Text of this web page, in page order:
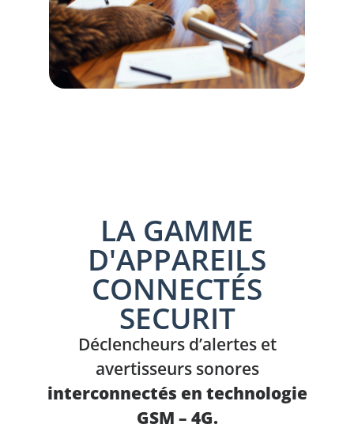
LA GAMME
D'APPAREILS
CONNECTÉS
SECURIT
Déclencheurs d’alertes et
avertisseurs sonores
interconnectés en technologie
GSM – 4G.